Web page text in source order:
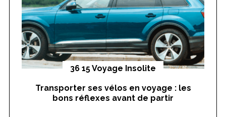
:
36 15 Voyage Insolite
Transporter ses vélos en voyage : les
bons réflexes avant de partir